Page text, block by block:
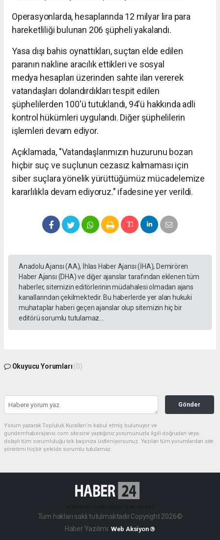
Operasyonlarda, hesaplarında 12 milyar lira para
hareketliliği bulunan 206 şüpheli yakalandı.
Yasa dışı bahis oynattıkları, suçtan elde edilen
paranın nakline aracılık ettikleri ve sosyal
medya hesapları üzerinden sahte ilan vererek
vatandaşları dolandırdıkları tespit edilen
şüphelilerden 100'ü tutuklandı, 94'ü hakkında adli
kontrol hükümleri uygulandı. Diğer şüphelilerin
işlemleri devam ediyor.
Açıklamada, "Vatandaşlarımızın huzurunu bozan
hiçbir suç ve suçlunun cezasız kalmaması için
siber suçlara yönelik yürüttüğümüz mücadelemize
kararlılıkla devam ediyoruz." ifadesine yer verildi.
Anadolu Ajansı (AA), İhlas Haber Ajansı (İHA), Demirören
Haber Ajansı (DHA) ve diğer ajanslar tarafından eklenen tüm
haberler, sitemizin editörlerinin müdahalesi olmadan ajans
kanallarından çekilmektedir. Bu haberlerde yer alan hukuki
muhataplar haberi geçen ajanslar olup sitemizin hiç bir
editörü sorumlu tutulamaz...
Okuyucu Yorumları (0)
Gönder
Yorum yazarak Topluluk Kuralları’nı kabul etmiş bulunuyor ve
gundemhaberajansi.com sitesine yaptığınız yorumunuzla ilgili doğrudan veya
dolaylı tüm sorumluluğu tek başınıza üstleniyorsunuz. Yazılan tüm yorumlardan site
yönetimi hiçbir şekilde sorumlu tutulamaz.
Tüm hakları saklı tutulmaktadır.Copyright 2026©
Haber Yazılımı: Web Aksiyon ®